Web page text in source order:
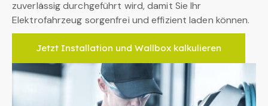
zuverlässig durchgeführt wird, damit Sie Ihr
Elektrofahrzeug sorgenfrei und effizient laden können.
Jetzt Installation und Wallbox kalkulieren